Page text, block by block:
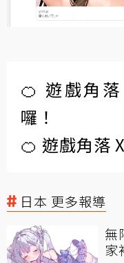
🍊 遊戲角
囉！
🍊 遊戲角落
日本 更多報導
無
家